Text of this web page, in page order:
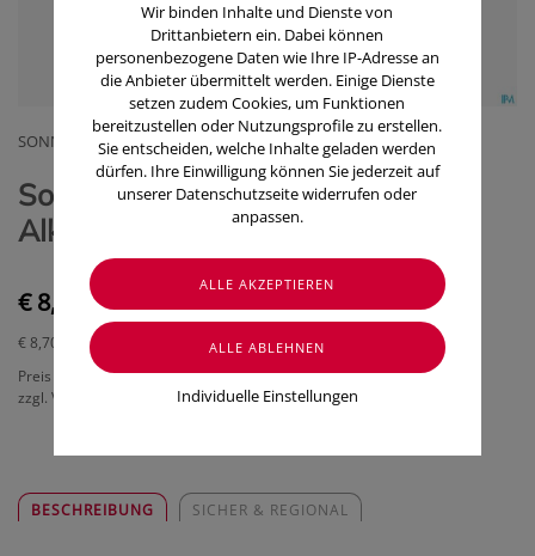
SONNENMOOR GMBH
Sonnenmoor Gurgelwasser ohne
Alkohol 100ml
€ 8,70
€ 8,70
/ 100 ml
Preis inkl. MwSt.
zzgl. Versandkosten
BESCHREIBUNG SICHER & REGIONAL
Wir binden Inhalte und Dienste von
Drittanbietern ein. Dabei können
personenbezogene Daten wie Ihre IP-Adresse an
die Anbieter übermittelt werden. Einige Dienste
setzen zudem Cookies, um Funktionen
bereitzustellen oder Nutzungsprofile zu erstellen.
Sie entscheiden, welche Inhalte geladen werden
dürfen. Ihre Einwilligung können Sie jederzeit auf
unserer Datenschutzseite widerrufen oder
anpassen.
Individuelle Einstellungen